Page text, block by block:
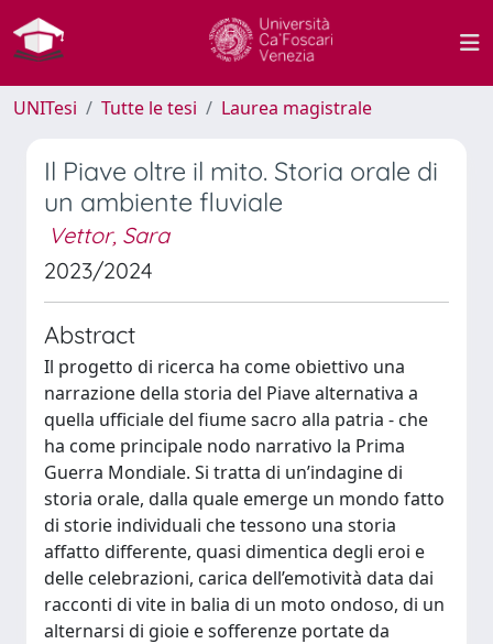
UNITesi Tutte le tesi Laurea magistrale
Il Piave oltre il mito. Storia orale di
un ambiente fluviale
Vettor, Sara
2023/2024
Abstract
Il progetto di ricerca ha come obiettivo una
narrazione della storia del Piave alternativa a
quella ufficiale del fiume sacro alla patria - che
ha come principale nodo narrativo la Prima
Guerra Mondiale. Si tratta di un’indagine di
storia orale, dalla quale emerge un mondo fatto
di storie individuali che tessono una storia
affatto differente, quasi dimentica degli eroi e
delle celebrazioni, carica dell’emotività data dai
racconti di vite in balia di un moto ondoso, di un
alternarsi di gioie e sofferenze portate da